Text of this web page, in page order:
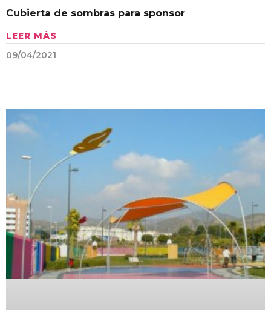
Cubierta de sombras para sponsor
LEER MÁS
09/04/2021